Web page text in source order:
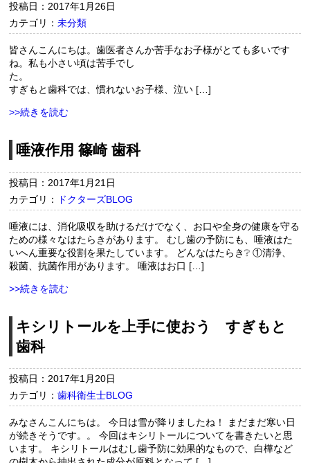
投稿日：2017年1月26日
カテゴリ：未分類
皆さんこんにちは。歯医者さんか苦手なお子様がとても多いです
ね。私も小さい頃は苦手でし
た
すぎもと歯科では、慣れないお子様、泣い […]
>>続きを読む
唾液作用 篠崎 歯科
投稿日：2017年1月21日
カテゴリ：
ドクターズBLOG
唾液には、消化吸収を助けるだけでなく、お口や全身の健康を守る
ための様々なはたらきがあります。 むし歯の予防にも、唾液はた
いへん重要な役割を果たしています。 どんなはたらき❔ ①清浄、
殺菌、抗菌作用があります。 唾液はお口 […]
>>続きを読む
キシリトールを上手に使おう すぎもと
歯科
投稿日：2017年1月20日
カテゴリ：歯科衛生士BLOG
みなさんこんにちは。 今日は雪が降りましたね！ まだまだ寒い日
が続きそうです。。 今回はキシリトールについてを書きたいと思
います。 キシリトールはむし歯予防に効果的なもので、白樺など